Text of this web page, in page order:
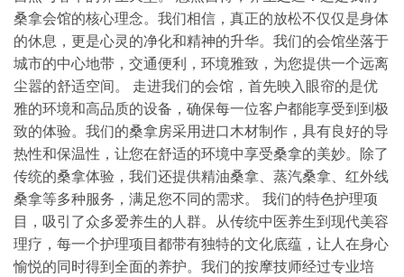
桑拿会馆的核心理念。我们相信，真正的放松不仅仅是身体
的休息，更是心灵的净化和精神的升华。我们的会馆坐落于
城市的中心地带，交通便利，环境雅致，为您提供一个远离
尘嚣的舒适空间。 走进我们的会馆，首先映入眼帘的是优
雅的环境和高品质的设备，确保每一位客户都能享受到到极
致的体验。我们的桑拿房采用进口木材制作，具有良好的导
热性和保温性，让您在舒适的环境中享受桑拿的美妙。除了
传统的桑拿体验，我们还提供精油桑拿、蒸汽桑拿、红外线
桑拿等多种服务，满足您不同的需求。 我们的特色护理项
目，吸引了众多爱养生的人群。从传统中医养生到现代美容
理疗，每一个护理项目都带有独特的文化底蕴，让人在身心
愉悦的同时得到全面的养护。我们的按摩技师经过专业培